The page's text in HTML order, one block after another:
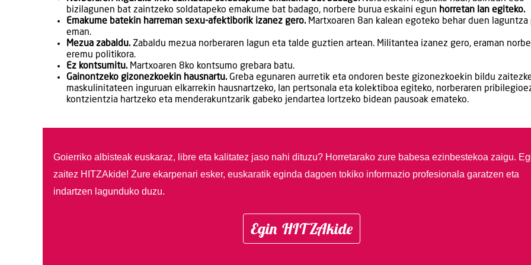
bizilagunen bat zaintzeko soldatapeko emakume bat badago, norbere burua eskaini egun horretan lan egiteko.
Emakume batekin harreman sexu-afektiborik izanez gero. Martxoaren 8an kalean egoteko behar duen laguntza
eman.
Mezua zabaldu. Zabaldu mezua norberaren lagun eta talde guztien artean. Militantea izanez gero, eraman
eremu politikora.
Ez kontsumitu. Martxoaren 8ko kontsumo grebara batu.
Gainontzeko gizonezkoekin hausnartu. Greba egunaren aurretik eta ondoren beste gizonezkoekin bildu
maskulinitateen inguruan elkarrekin hausnartzeko, lan pertsonala eta kolektiboa egiteko, norberaren
kontzientzia hartzeko eta menderakuntzarik gabeko jendartea lortzeko bidean pausoak emateko.
Goierriko albisteak euskaraz, libre eta kalitatez jaso nahi dituzu? Horretarako zure babesa ezinbestekoa zaigu.
zaitez HITZAkide! Zure ekarpenari esker, euskaratik eginda dagoen tokiko informazio profesionala garatzen eta
indartzen lagunduko duzu.
Egin HITZAkide